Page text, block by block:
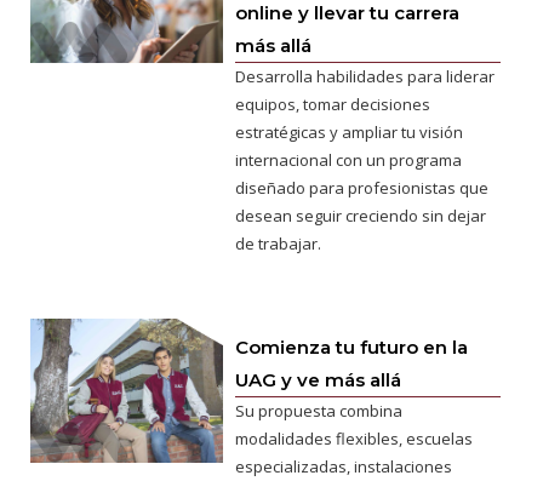
online y llevar tu carrera
más allá
Desarrolla habilidades para liderar
equipos, tomar decisiones
estratégicas y ampliar tu visión
internacional con un programa
diseñado para profesionistas que
desean seguir creciendo sin dejar
de trabajar.
Comienza tu futuro en la
UAG y ve más allá
Su propuesta combina
modalidades flexibles, escuelas
especializadas, instalaciones